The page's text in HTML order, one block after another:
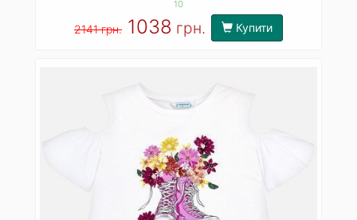
10
2141 грн. 1038 грн. Купити